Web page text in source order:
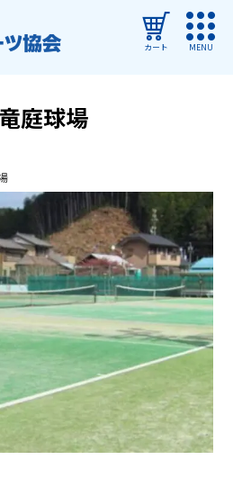
カート MENU
らせ
針 特定商取引法に基づく表記サイトマップ
庭球場